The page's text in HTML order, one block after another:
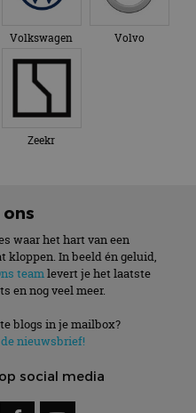
Volkswagen Volvo
Zeekr
ons
waar het hart van een
kloppen. In beeld én geluid,
team levert je het laatste
en nog veel meer.
blogs in je mailbox?
nieuwsbrief!
social media